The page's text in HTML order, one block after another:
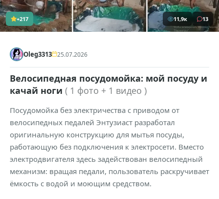
+217 11,9к 13
Oleg3313 25.07.2026
Велосипедная посудомойка: мой посуду и
качай ноги ( 1 фото + 1 видео )
Посудомойка без электричества с приводом от
велосипедных педалей Энтузиаст разработал
оригинальную конструкцию для мытья посуды,
работающую без подключения к электросети. Вместо
электродвигателя здесь задействован велосипедный
механизм: вращая педали, пользователь раскручивает
ёмкость с водой и моющим средством.